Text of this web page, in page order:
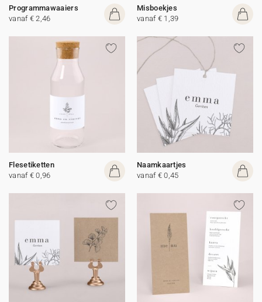
Programmawaaiers
vanaf € 2,46
Misboekjes
vanaf € 1,39
Flesetiketten
vanaf € 0,96
Naamkaartjes
vanaf € 0,45